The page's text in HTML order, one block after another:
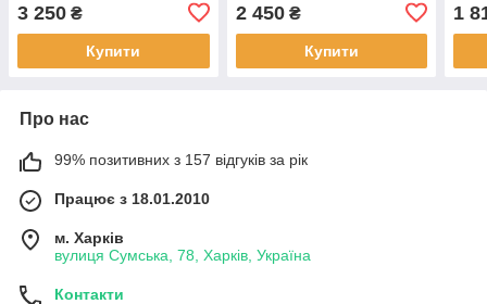
3 250 ₴
Купити
2 450₴
Купити
60
1
Про нас
99% позитивних з 157 відгуків за рік
Працює з 18.01.2010
м. Харків
вулиця Сумська, 78, Харків, Україна
Контакти